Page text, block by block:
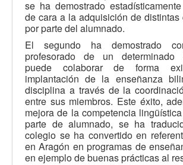
se ha demostrado
de cara a la adquisición de distintas
por parte del alumnado.
El segundo ha demostrado
profesorado de un determinado
puede colaborar de forma
implantación de la enseñanza
disciplina a través de la
entre sus miembros. Este éxito,
mejora de la competencia
parte de alumnado, se ha
colegio se ha convertido en
en Aragón en programas de
en ejemplo de buenas prácticas al